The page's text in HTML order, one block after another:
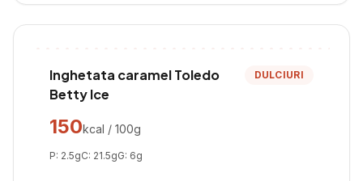
Inghetata caramel Toledo
Betty Ice
DULCIURI
150kcal / 100g
P: 2.5gC: 21.5gG: 6g